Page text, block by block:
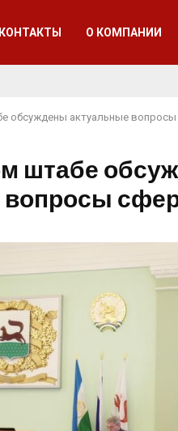
КОНТАКТЫ О КОМПАНИИ
обсуждены актуальные
штабе
вопросы